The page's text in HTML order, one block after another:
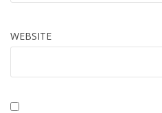
WEBSITE